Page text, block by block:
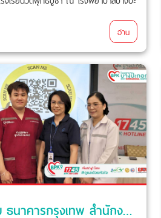
อ่าน
BPK9 ร่วมกับ ธนาคารกรุงเทพ สำนักงานใหญ่ สีลม จัดกิจกรรมอบรมปฐมพยาบาลและการช่วยฟื้นคืนชีพ (CPR)